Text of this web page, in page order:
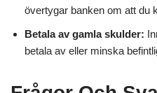
övertygar banken om att du
Betala av gamla skulder:
betala av eller minska